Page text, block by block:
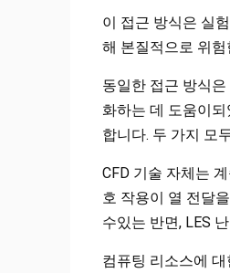
이 접근 방식은 실
해 본질적으로 위
동일한 접근 방식
화하는 데 도움이
합니다. 두 가지 모
CFD 기술 자체는
호 작용이 열 전달
수있는 반면, LES
컴퓨팅 리소스에